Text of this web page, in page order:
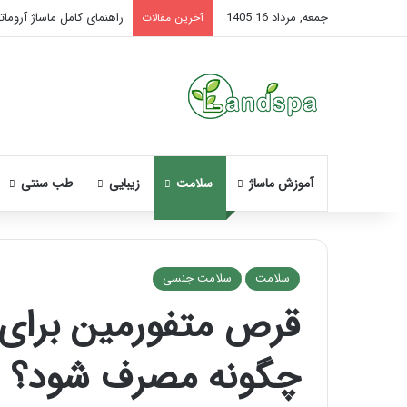
جمعه, مرداد 16 1405 آخرین مقالات راهنمای کامل ماساژ
آموزش ماساژ سلامت زیبایی طب سنتی
سلامت سلامت جنسی
قرص متفورمین
چگونه مصرف شود؟
نحوه
ماساژ
صورت
بعد